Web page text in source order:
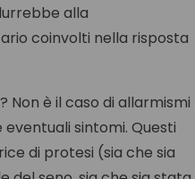
alla
coinvolti nella risposta
è il caso di allarmismi
sintomi. Questi
di protesi (sia che sia